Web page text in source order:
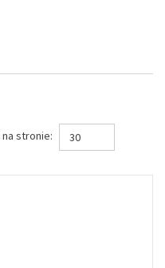
na stronie: 30